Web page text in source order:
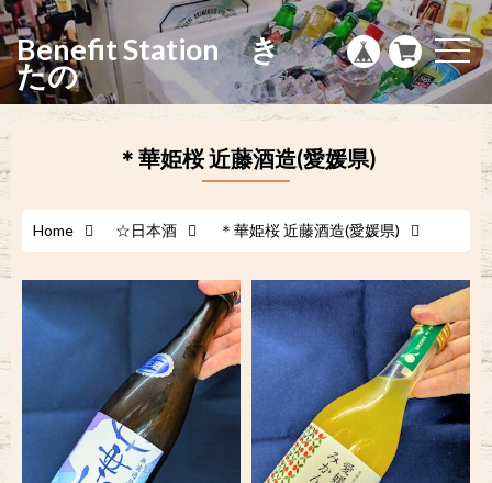
Benefit Station き
たの
t
o
g
g
g
o
n
＊華姫桜 近藤酒造(愛媛県)
Home ☆日本酒 ＊華姫桜 近藤酒造(愛媛県)
g
l
e
n
a
v
i
n